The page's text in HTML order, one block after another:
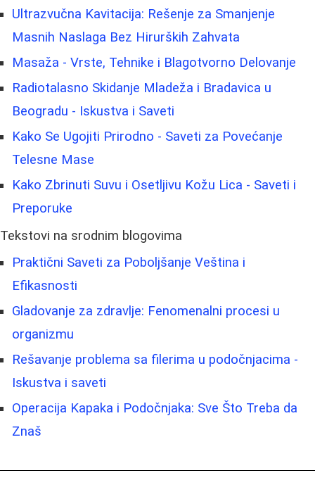
Ultrazvučna Kavitacija: Rešenje za Smanjenje
Masnih Naslaga Bez Hirurških Zahvata
Masaža - Vrste, Tehnike i Blagotvorno Delovanje
Radiotalasno Skidanje Mladeža i Bradavica u
Beogradu - Iskustva i Saveti
Kako Se Ugojiti Prirodno - Saveti za Povećanje
Telesne Mase
Kako Zbrinuti Suvu i Osetljivu Kožu Lica - Saveti i
Preporuke
Tekstovi na srodnim blogovima
Praktični Saveti za Poboljšanje Veština i
Efikasnosti
Gladovanje za zdravlje: Fenomenalni procesi u
organizmu
Rešavanje problema sa filerima u podočnjacima -
Iskustva i saveti
Operacija Kapaka i Podočnjaka: Sve Što Treba da
Znaš